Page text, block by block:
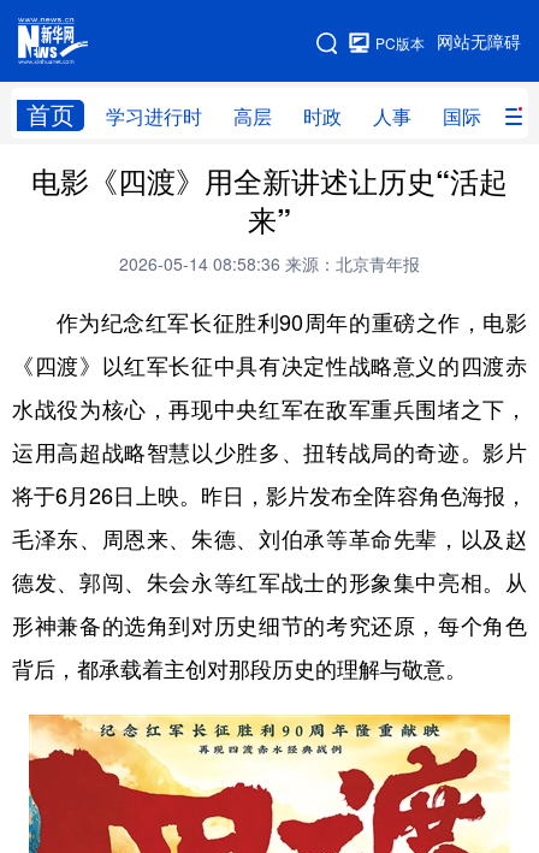
网站无障碍
PC版本
首页 学习进行时 高层 时政 人事 国际 财
网站地图
学习进行时 高层 时政 人事
科技 科创 量子 体育
书画 健康 军事
法律 中央文件 金融 汽车
食品 人居 信息化 数字经济
学术中国 乡村振兴 银龄 溯源中国
城市 旅游 能源 会展
彩票 娱乐 时尚
公益 一带一路 亚太网 上市公司
电影《四渡》用全新讲述让历史“活起
来”
2026-05-14 08:58:36 来源：北京青年报
作为纪念红军长征胜利90周年的重磅之作，电影
《四渡》以红军长征中具有决定性战略意义的四渡赤
水战役为核心，再现中央红军在敌军重兵围堵之下，
运用高超战略智慧以少胜多、扭转战局的奇迹。影片
将于6月26日上映。昨日，影片发布全阵容角色海报，
毛泽东、周恩来、朱德、刘伯承等革命先辈，以及赵
德发、郭闯、朱会永等红军战士的形象集中亮相。从
形神兼备的选角到对历史细节的考究还原，每个角色
背后，都承载着主创对那段历史的理解与敬意。